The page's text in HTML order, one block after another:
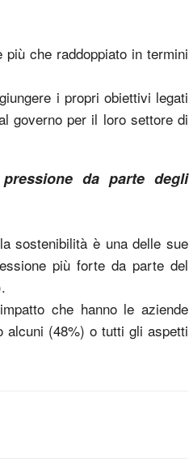
che raddoppiato in termini
i propri obiettivi legati
governo per il loro settore di
da parte degli
sostenibilità è una delle sue
più forte da parte del
che hanno le aziende
alcuni (48%) o tutti gli aspetti